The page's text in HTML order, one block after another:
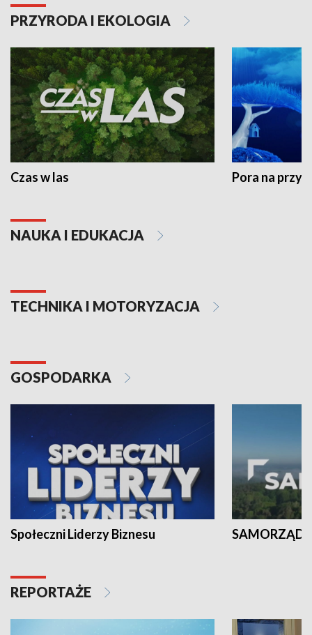
PRZYRODA I EKOLOGIA
Czas w las Pora na
NAUKA I EDUKACJA
TECHNIKA I MOTORYZACJA
GOSPODARKA
Społeczni Liderzy Biznesu SAMORZĄD
REPORTAŻE